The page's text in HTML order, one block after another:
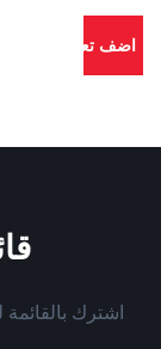
اشترك